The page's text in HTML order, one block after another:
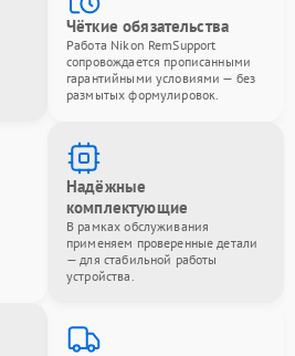
Чёткие обязательства
Работа Nikon RemSupport
сопровождается прописанными
гарантийными условиями — без
размытых формулировок.
Надёжные
комплектующие
В рамках обслуживания
применяем проверенные детали
— для стабильной работы
устройства.